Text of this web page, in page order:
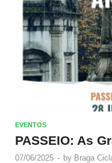
EVENTOS
PASSEIO: As
07/06/2025 - by Braga